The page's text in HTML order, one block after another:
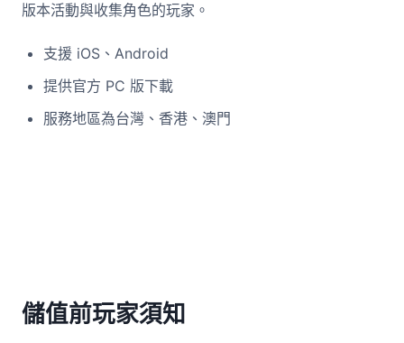
版本活動與收集角色的玩家。
支援 iOS、Android
提供官方 PC 版下載
服務地區為台灣、香港、澳門
儲值前玩家須知